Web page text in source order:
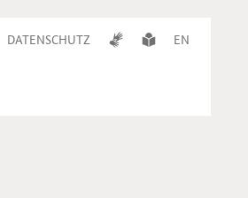
DATENSCHUTZ EN